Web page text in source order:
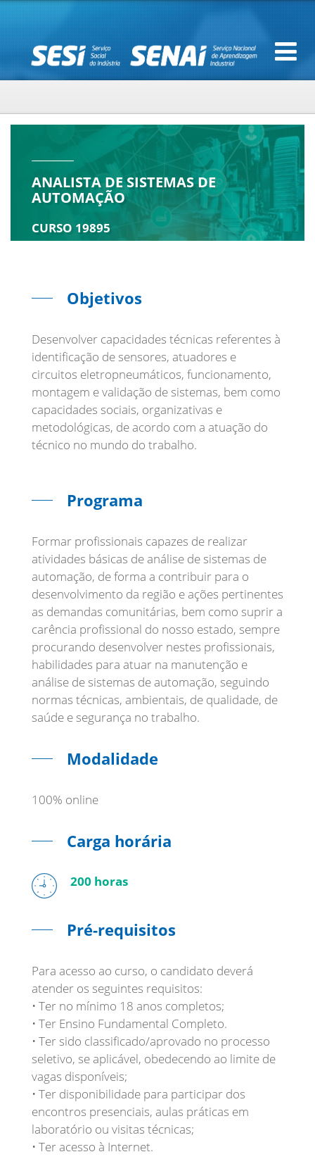
ANALISTA DE SISTEMAS DE
AUTOMAÇÃO
CURSO 19895
Objetivos
Desenvolver capacidades técnicas referentes à
identificação de sensores, atuadores e
circuitos eletropneumáticos, funcionamento,
montagem e validação de sistemas, bem como
capacidades sociais, organizativas e
metodológicas, de acordo com a atuação do
técnico no mundo do trabalho.
Programa
Formar profissionais capazes de realizar
atividades básicas de análise de sistemas de
automação, de forma a contribuir para o
desenvolvimento da região e ações pertinentes
as demandas comunitárias, bem como suprir a
carência profissional do nosso estado, sempre
procurando desenvolver nestes profissionais,
habilidades para atuar na manutenção e
análise de sistemas de automação, seguindo
normas técnicas, ambientais, de qualidade, de
saúde e segurança no trabalho.
Modalidade
100% online
Carga horária
200 horas
Pré-requisitos
Para acesso ao curso, o candidato deverá
atender os seguintes requisitos:
• Ter no mínimo 18 anos completos;
• Ter Ensino Fundamental Completo.
• Ter sido classificado/aprovado no processo
seletivo, se aplicável, obedecendo ao limite de
vagas disponíveis;
• Ter disponibilidade para participar dos
encontros presenciais, aulas práticas em
laboratório ou visitas técnicas;
• Ter acesso à Internet.